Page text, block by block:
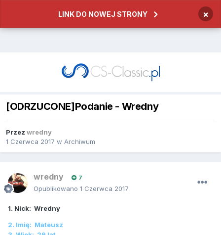
LINK DO NOWEJ STRONY ×
[ODRZUCONE]Podanie - Wredny
Przez wredny
1 Czerwca 2017 w Archiwum
wredny 7
Opublikowano 1 Czerwca 2017
1. Nick: Wredny
2. Imię: Mateusz